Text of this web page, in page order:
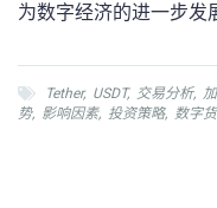
为数字经济的进一步发
Tether, USDT, 交易分析,
势, 影响因素, 投资策略, 数字